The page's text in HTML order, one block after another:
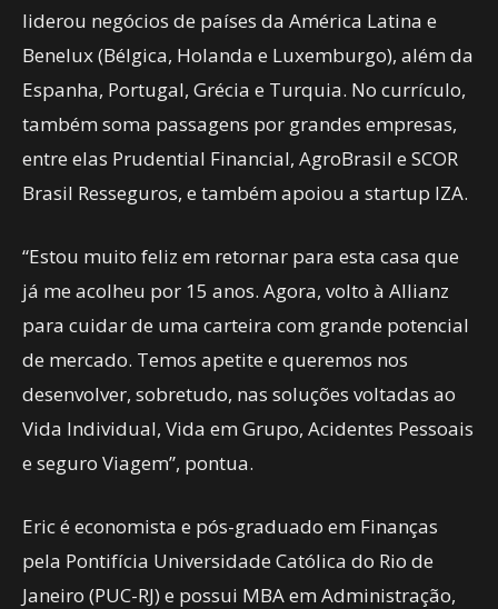
liderou negócios de países da América Latina e
Benelux (Bélgica, Holanda e Luxemburgo), além da
Espanha, Portugal, Grécia e Turquia. No currículo,
também soma passagens por grandes empresas,
entre elas Prudential Financial, AgroBrasil e SCOR
Brasil Resseguros, e também apoiou a startup IZA.
“Estou muito feliz em retornar para esta casa que
já me acolheu por 15 anos. Agora, volto à Allianz
para cuidar de uma carteira com grande potencial
de mercado. Temos apetite e queremos nos
desenvolver, sobretudo, nas soluções voltadas ao
Vida Individual, Vida em Grupo, Acidentes Pessoais
e seguro Viagem”, pontua.
Eric é economista e pós-graduado em Finanças
pela Pontifícia Universidade Católica do Rio de
Janeiro (PUC-RJ) e possui MBA em Administração,